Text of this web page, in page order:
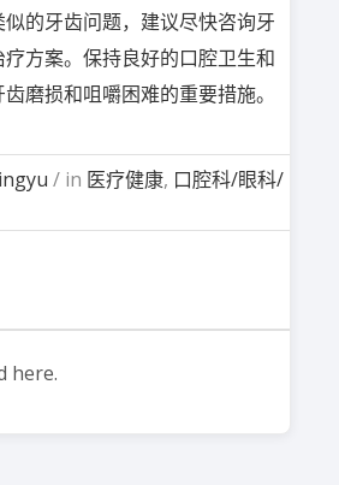
的牙齿问题，建议尽快咨询牙
方案。保持良好的口腔卫生和
磨损和咀嚼困难的重要措施。
/ in 医疗健康, 口腔科/眼科/
here.